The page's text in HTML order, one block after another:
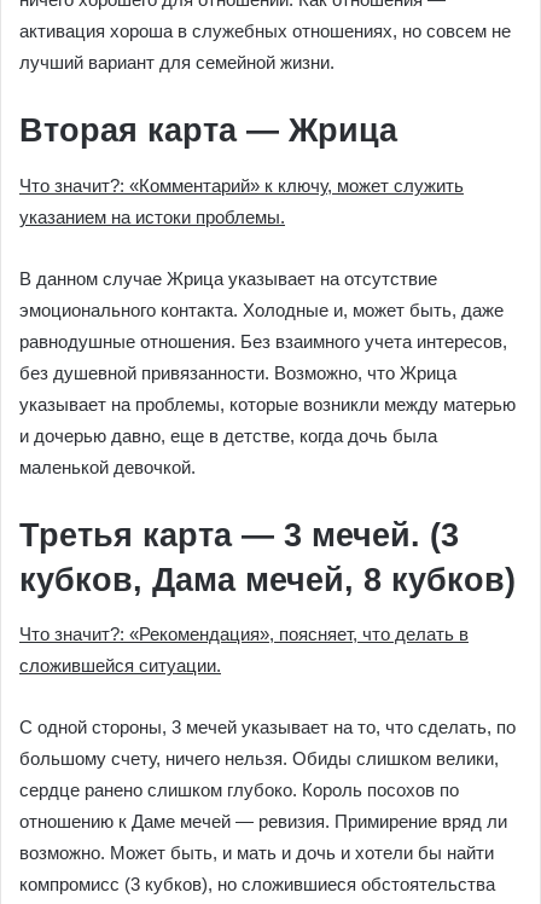
активация хороша в служебных отношениях, но совсем не
лучший вариант для семейной жизни.
Вторая карта — Жрица
Что значит?: «Комментарий» к ключу, может служить
указанием на истоки проблемы.
В данном случае Жрица указывает на отсутствие
эмоционального контакта. Холодные и, может быть, даже
равнодушные отношения. Без взаимного учета интересов,
без душевной привязанности. Возможно, что Жрица
указывает на проблемы, которые возникли между матерью
и дочерью давно, еще в детстве, когда дочь была
маленькой девочкой.
Третья карта — 3 мечей. (3
кубков, Дама мечей, 8 кубков)
Что значит?: «Рекомендация», поясняет, что делать в
сложившейся ситуации.
С одной стороны, 3 мечей указывает на то, что сделать, по
большому счету, ничего нельзя. Обиды слишком велики,
сердце ранено слишком глубоко. Король посохов по
отношению к Даме мечей — ревизия. Примирение вряд ли
возможно. Может быть, и мать и дочь и хотели бы найти
компромисс (3 кубков), но сложившиеся обстоятельства